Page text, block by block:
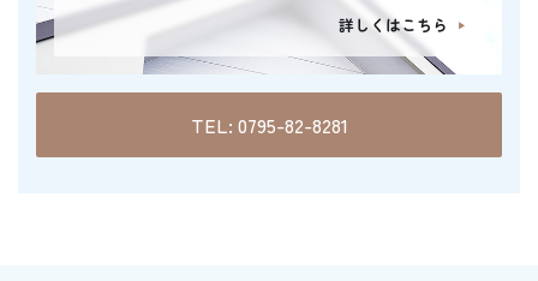
詳しくはこちら
TEL: 0795-82-8281